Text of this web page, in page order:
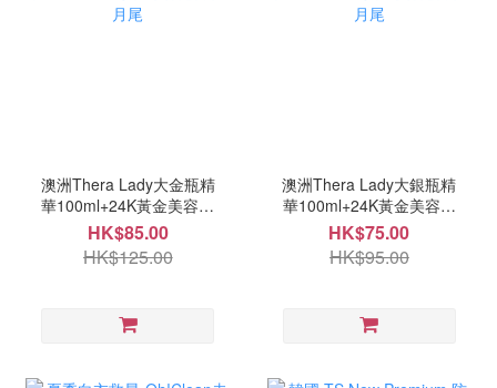
澳洲Thera Lady大金瓶精
華100ml+24K黃金美容套
裝 9月尾
HK$85.00
HK$125.00
澳洲Thera Lady大銀瓶精
華100ml+24K黃金美容套
裝 9月尾
HK$75.00
HK$95.00